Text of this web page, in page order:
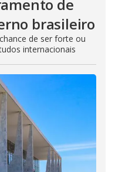
de
brasileiro
de ser forte ou
internacionais